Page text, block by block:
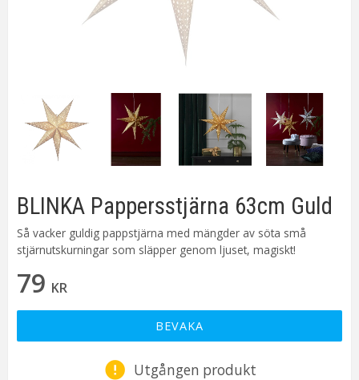
BLINKA Pappersstjärna 63cm Guld
Så vacker guldig pappstjärna med mängder av söta små
stjärnutskurningar som släpper genom ljuset, magiskt!
79 KR
BEVAKA
Utgången produkt